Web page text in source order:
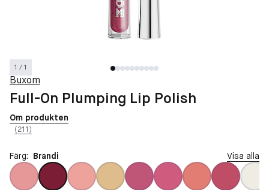
1 / 1
Buxom
Full-On Plumping Lip Polish
Om produkten
(211)
Färg: Brandi Visa alla